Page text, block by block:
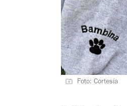
Foto: Cortesía